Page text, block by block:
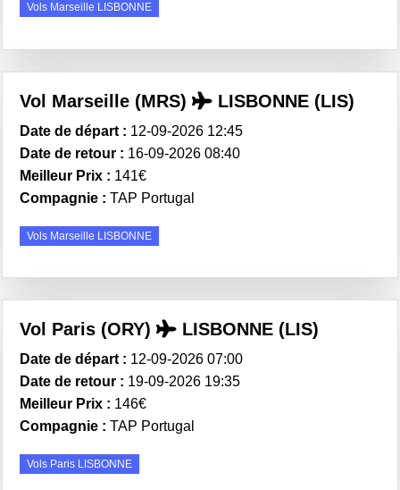
Vols Marseille LISBONNE
Vol Marseille (MRS) LISBONNE (LIS)
Date de départ : 12-09-2026 12:45
Date de retour : 16-09-2026 08:40
Meilleur Prix : 141€
Compagnie : TAP Portugal
Vols Marseille LISBONNE
Vol Paris (ORY) LISBONNE (LIS)
Date de départ : 12-09-2026 07:00
Date de retour : 19-09-2026 19:35
Meilleur Prix : 146€
Compagnie : TAP Portugal
Vols Paris LISBONNE